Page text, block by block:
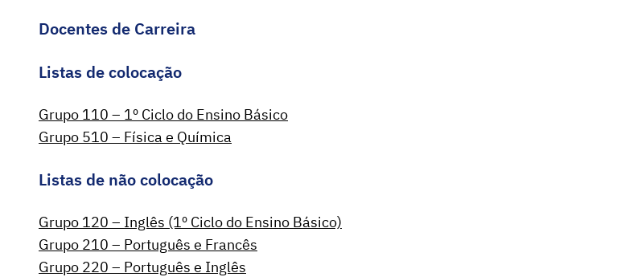
Docentes de Carreira
Listas de colocação
Grupo 110 – 1º Ciclo do Ensino Básico
Grupo 510 – Física e Química
Listas de não colocação
Grupo 120 – Inglês (1º Ciclo do Ensino Básico)
Grupo 210 – Português e Francês
Grupo 220 – Português e Inglês